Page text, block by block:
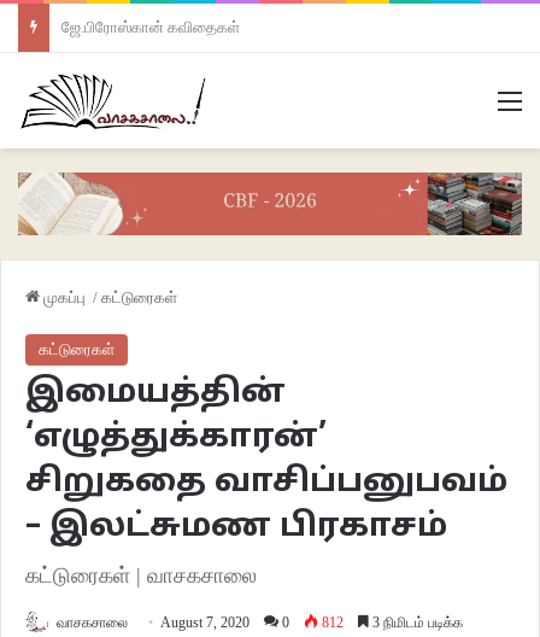
ஜே.பிரோஸ்கான் கவிதைகள்
முகப்பு / கட்டுரைகள்
கட்டுரைகள்
இமையத்தின்
‘எழுத்துக்காரன்’
சிறுகதை வாசிப்பனுபவம்
– இலட்சுமண பிரகாசம்
கட்டுரைகள் | வாசகசாலை
வாசகசாலை August 7, 2020 0 812 3 நிமிடம் படிக்க